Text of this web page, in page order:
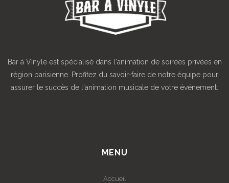
Bar à Vinyle est spécialisé dans l'animation de soirées privées en
région parisienne. Profitez du savoir-faire de notre équipe pour
assurer le succès de l'animation musicale de votre événement.
MENU
Accueil